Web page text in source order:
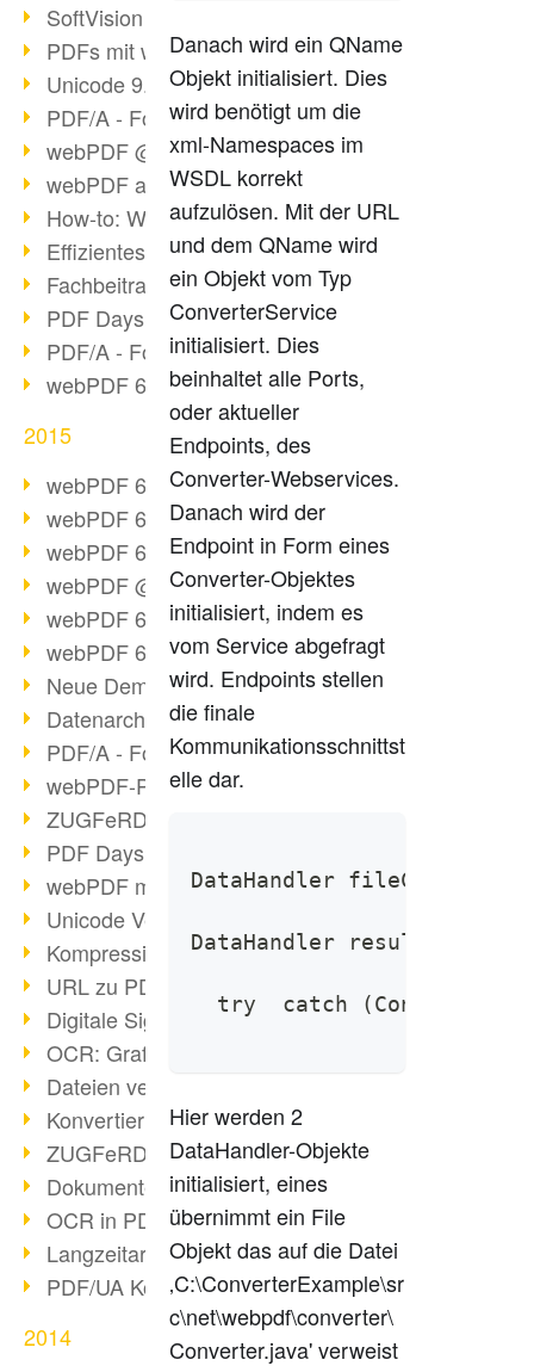
SoftVision auf der DSAG
PDFs mit webPDF bearbeiten
Unicode 9.0 Release in 2016
PDF/A - Format der Zukunft (3)
webPDF @ tools 2016
webPDF auf tools in Berlin
How-to: Webservices verwenden
Effizientes digitales Arbeiten
Fachbeitrag tools 2016
PDF Days Europe 2016
PDF/A - Format der Zukunft (2)
webPDF 6.0 Video-Serie (Folge 3)
2015
webPDF 6.0 als VM
webPDF 6.0 Video-Serie (Übersicht)
webPDF 6.0 Video-Serie (Folge 2)
webPDF @ DOAG 2015
webPDF 6.0 Video-Serie (Folge 1)
webPDF 6.0 am Start
Neue Demo-Version online
Datenarchivierung aus SAP
PDF/A - Format der Zukunft (1)
webPDF-Portal Preview
ZUGFeRD als Standard
PDF Days Europe in Köln
webPDF meets tools 2015
Unicode Version 8.0 erschienen
Kompression bei Scans
URL zu PDF via webPDF
Digitale Signatur mit webPDF
OCR: Grafik zu PDF
Dateien verbinden
Konvertierung über 100 Formate
ZUGFeRD & GoBD
Dokumente konform konvertieren
OCR in PDF
Langzeitarchivierung SAP
PDF/UA Kommunikation
2014
Danach wird ein QName
Objekt initialisiert. Dies
wird benötigt um die
xml-Namespaces im
WSDL korrekt
aufzulösen. Mit der URL
und dem QName wird
ein Objekt vom Typ
ConverterService
initialisiert. Dies
beinhaltet alle Ports,
oder aktueller
Endpoints, des
Converter-Webservices.
Danach wird der
Endpoint in Form eines
Converter-Objektes
initialisiert, indem es
vom Service abgefragt
wird. Endpoints stellen
die finale
Kommunikationsschnittst
elle dar.
DataHandler fileContent
DataHandler result = null;
try  catch
Hier werden 2
DataHandler-Objekte
initialisiert, eines
übernimmt ein File
Objekt das auf die Datei
‚C:\ConverterExample\sr
c\net\webpdf\converter\
Converter.java' verweist